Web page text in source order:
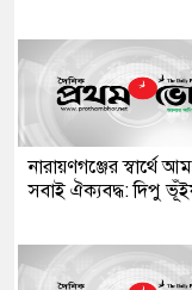
নারায়ণগঞ্জের স্বার্থে
সবাই ঐক্যবদ্ধ: দিপু